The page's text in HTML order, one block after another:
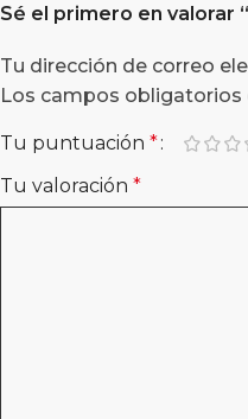
Sé el primero en valorar
Tu dirección de correo
Los campos
Tu puntuación *
Tu valoración *